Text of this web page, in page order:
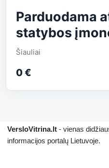
Parduodama
statybos
Šiauliai
0 €
VersloVitrina.lt - vienas
informacijos portalų Lietuvoje.